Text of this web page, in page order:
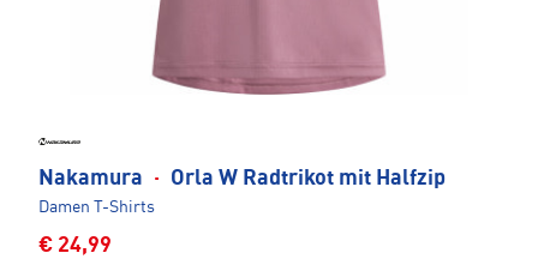
Nakamura · Orla W Radtrikot mit Halfzip
Damen T-Shirts
€ 24,99